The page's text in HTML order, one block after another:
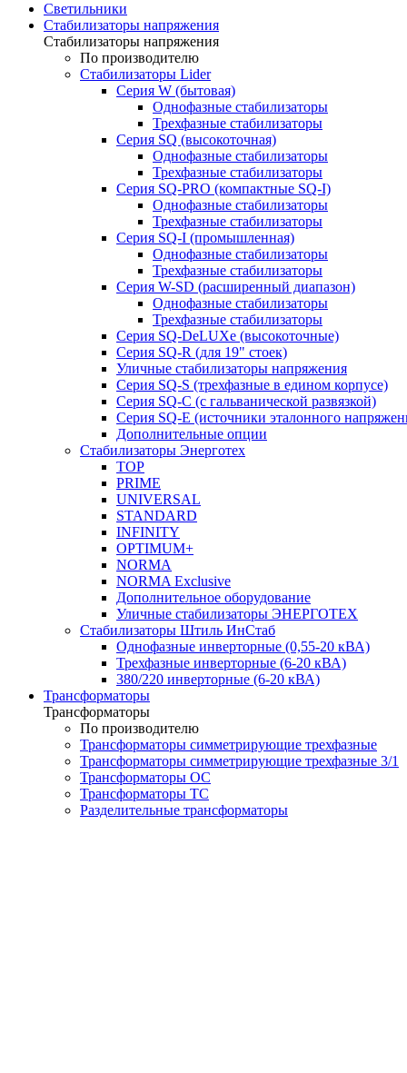
Светильники
Стабилизаторы напряжения
Стабилизаторы напряжения
По производителю
Стабилизаторы Lider
Cерия W (бытовая)
Однофазные стабилизаторы
Трехфазные стабилизаторы
Серия SQ (высокоточная)
Однофазные стабилизаторы
Трехфазные стабилизаторы
Cерия SQ-PRO (компактные SQ-I)
Однофазные стабилизаторы
Трехфазные стабилизаторы
Серия SQ-I (промышленная)
Однофазные стабилизаторы
Трехфазные стабилизаторы
Серия W-SD (расширенный диапазон)
Однофазные стабилизаторы
Трехфазные стабилизаторы
Серия SQ-DeLUXe (высокоточные)
Серия SQ-R (для 19" стоек)
Уличные стабилизаторы напряжения
Серия SQ-S (трехфазные в едином корпусе)
Серия SQ-C (с гальванической развязкой)
Cерия SQ-E (источники эталонного
Дополнительные опции
Стабилизаторы Энерготех
TOP
PRIME
UNIVERSAL
STANDARD
INFINITY
OPTIMUM+
NORMA
NORMA Exclusive
Дополнительное оборудование
Уличные стабилизаторы ЭНЕРГОТЕХ
Стабилизаторы Штиль ИнСтаб
Однофазные инверторные (0,55-20 кВА)
Трехфазные инверторные (6-20 кВА)
380/220 инверторные (6-20 кВА)
Трансформаторы
Трансформаторы
По производителю
Трансформаторы симметрирующие трехфазные
Трансформаторы симметрирующие трехфазные 3/1
Трансформаторы ОС
Трансформаторы ТС
Разделительные трансформаторы